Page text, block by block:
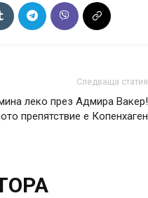
Следваща статия
леко през Адмира Вакер!
препятствие е Копенхаген